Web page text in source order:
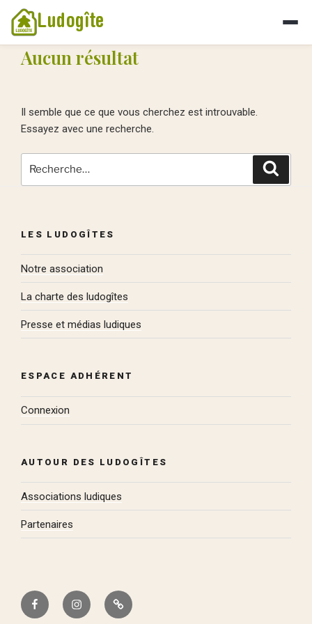
Ludogîte
Aucun résultat
Il semble que ce que vous cherchez est introuvable.
Essayez avec une recherche.
pour
LES LUDOGÎTES
Notre association
La charte des ludogîtes
Presse et médias ludiques
ESPACE ADHÉRENT
Connexion
AUTOUR DES LUDOGÎTES
Associations ludiques
Partenaires
FacebookInstagramBluesky